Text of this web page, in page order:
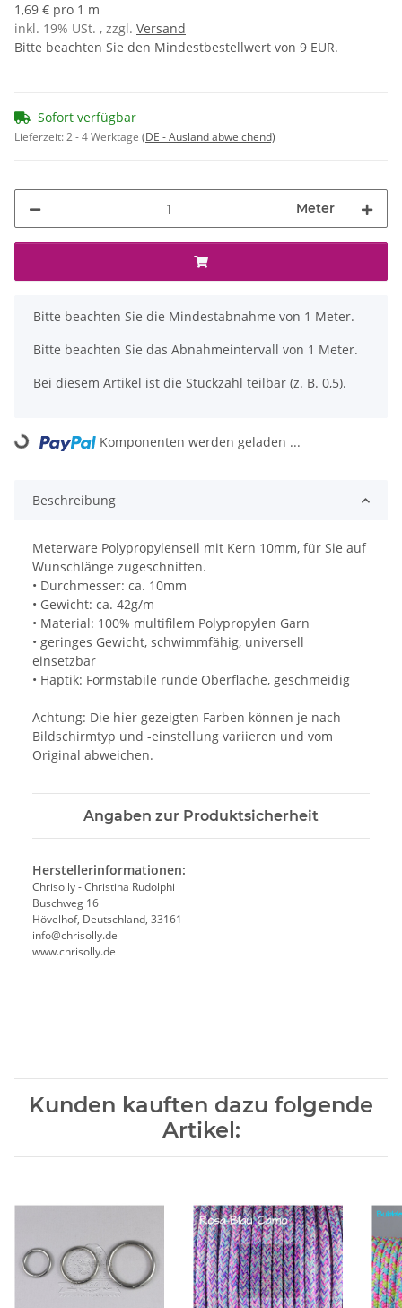
1,69 € pro 1 m
inkl. 19% USt. , zzgl. Versand
Bitte beachten Sie den Mindestbestellwert von 9 EUR.
Sofort verfügbar
Lieferzeit:2 - 4 Werktage (DE - Ausland abweichend)
Meter
x
Bitte beachten Sie die Mindestabnahme von 1 Meter.
Bitte beachten Sie das Abnahmeintervall von 1 Meter.
Bei diesem Artikel ist die Stückzahl teilbar (z. B. 0,5).
Loading... Komponenten werden geladen ...
Beschreibung
Meterware Polypropylenseil mit Kern 10mm, für Sie auf
Wunschlänge zugeschnitten.
• Durchmesser: ca. 10mm
• Gewicht: ca. 42g/m
• Material: 100% multifilem Polypropylen Garn
• geringes Gewicht, schwimmfähig, universell
einsetzbar
• Haptik: Formstabile runde Oberfläche, geschmeidig
Achtung: Die hier gezeigten Farben können je nach
Bildschirmtyp und -einstellung variieren und vom
Original abweichen.
Angaben zur Produktsicherheit
Herstellerinformationen:
Chrisolly - Christina Rudolphi
Buschweg 16
Hövelhof, Deutschland, 33161
info@chrisolly.de
www.chrisolly.de
Kunden kauften dazu folgende
Artikel: